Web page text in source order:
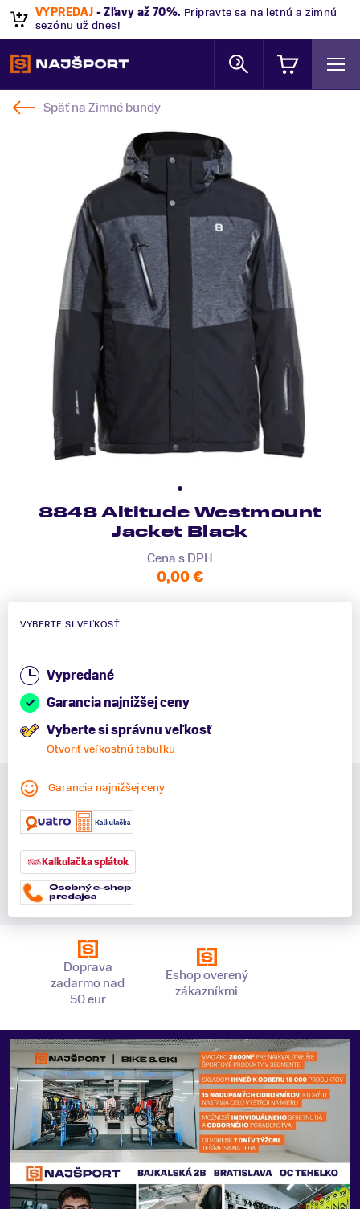
VÝPREDAJ - Zľavy až 70%. Pripravte sa na letnú a zimnú
sezónu už dnes!
Späť naZimné bundy
8848 Altitude Westmount
Jacket Black
Cena s DPH
0,00 €
VYBERTE SI VEĽKOSŤ
Vypredané
Garancia najnižšej ceny
Vyberte si správnu veľkosť
Otvoriť veľkostnú tabuľku
Garancia najnižšej ceny
Kalkulačka splátok
Doprava
zadarmo nad
50 eur
Eshop overený
zákazníkmi